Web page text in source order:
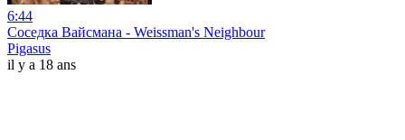
6:44
Соседка Вайсмана - Weissman's Neighbour
Pigasus
il y a 18 ans